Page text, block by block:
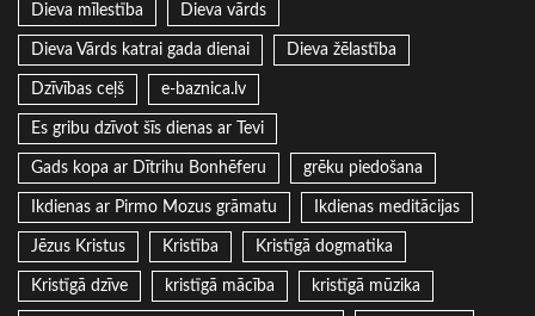
Dieva mīlestība Dieva vārds
Dieva Vārds katrai gada dienai Dieva žēlastība
Dzīvības ceļš e-baznica.lv
Es gribu dzīvot šīs dienas ar Tevi
Gads kopa ar Dītrihu Bonhēferu grēku piedošana
Ikdienas ar Pirmo Mozus grāmatu Ikdienas meditācijas
Jēzus Kristus Kristība Kristīgā dogmatika
Kristīgā dzīve kristīgā mācība kristīgā mūzika